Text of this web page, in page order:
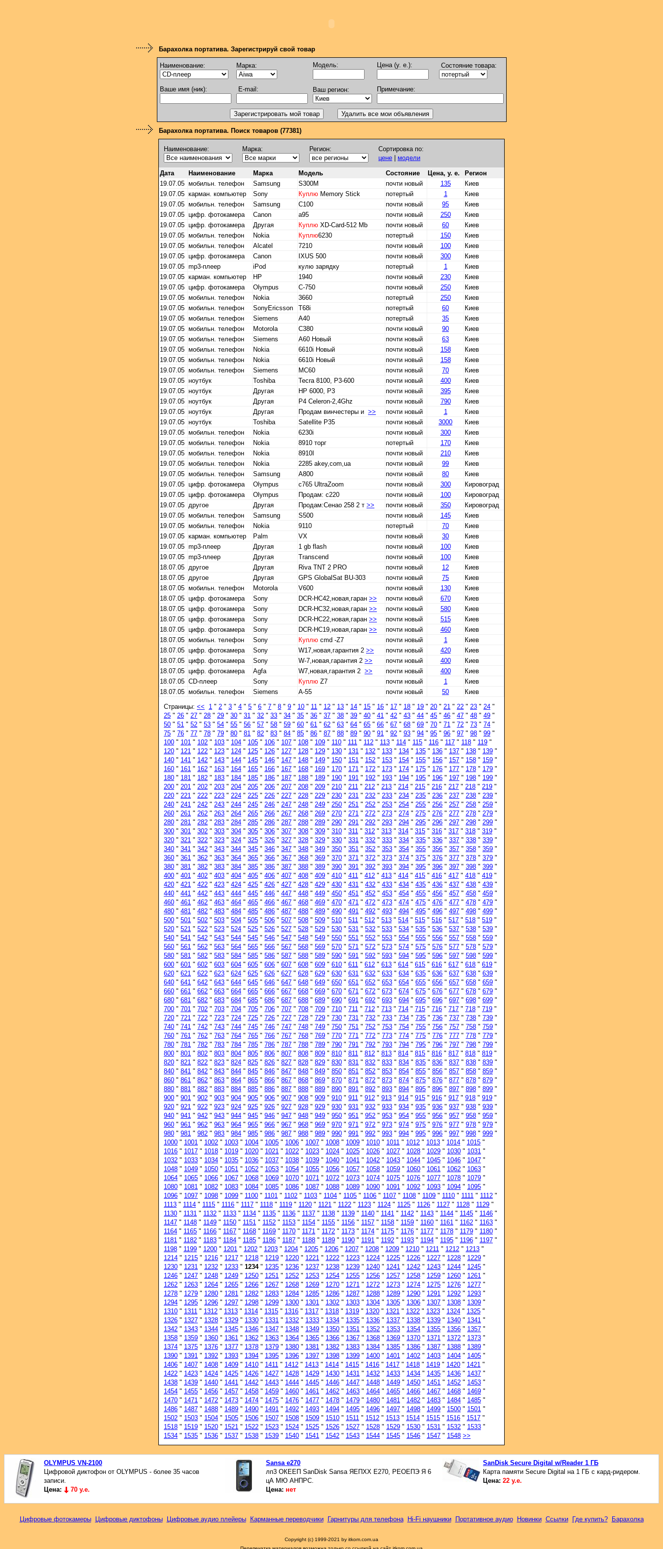
Барахолка портатива. Зарегистрируй свой товар
Наименование: Марка: Модель: Цена (у. е.): Состояние товара:
Ваше имя (ник): E-mail: Ваш регион: Примечание:
Барахолка портатива. Поиск товаров (77381)
Наименование: Марка: Регион:
Сортировка по:
цене
модели
Дата Наименование Марка Модель Состояние Цена, у. е.
Регион
19.07.05 мобильн. телефон Samsung S300M почти новый 135
Киев
19.07.05 карман. компьютер Sony Куплю Memory Stick потертый 1
Киев
19.07.05 мобильн. телефон Samsung C100 почти новый 95
Киев
19.07.05 цифр. фотокамера Canon a95 почти новый 250
Киев
19.07.05 цифр. фотокамера Другая Куплю XD-Card-512 Mb почти новый 60
Киев
19.07.05 мобильн. телефон Nokia Куплю6230 потертый 150
Киев
19.07.05 мобильн. телефон Alcatel 7210 почти новый 100
Киев
19.07.05 цифр. фотокамера Canon IXUS 500 почти новый 300
Киев
19.07.05 mp3-плеер iPod кулю зарядку потертый 1
Киев
19.07.05 карман. компьютер HP 1940 почти новый 230
Киев
19.07.05 цифр. фотокамера Olympus C-750 почти новый 250
Киев
19.07.05 мобильн. телефон Nokia 3660 потертый 250
Киев
19.07.05 мобильн. телефон SonyEricsson T68i потертый 60
Киев
19.07.05 мобильн. телефон Siemens A40 потертый 35
Киев
19.07.05 мобильн. телефон Motorola С380 почти новый 90
Киев
19.07.05 мобильн. телефон Siemens A60 Новый почти новый 63
Киев
19.07.05 мобильн. телефон Nokia 6610i Новый почти новый 158
Киев
19.07.05 мобильн. телефон Nokia 6610i Новый почти новый 158
Киев
19.07.05 мобильн. телефон Siemens MC60 почти новый 70
Киев
19.07.05 ноутбук Toshiba Tecra 8100, P3-600 почти новый 400
Киев
19.07.05 ноутбук Другая HP 6000, P3 почти новый 395
Киев
19.07.05 ноутбук Другая P4 Celeron-2,4Ghz почти новый 790
Киев
19.07.05 ноутбук Другая Продам винчестеры и >> почти новый 1
Киев
19.07.05 ноутбук Toshiba Satellite P35 почти новый 3000
Киев
19.07.05 мобильн. телефон Nokia 6230i почти новый 300
Киев
19.07.05 мобильн. телефон Nokia 8910 торг потертый 170
Киев
19.07.05 мобильн. телефон Nokia 8910I почти новый 210
Киев
19.07.05 мобильн. телефон Nokia 2285 akey,com,ua почти новый 99
Киев
19.07.05 мобильн. телефон Samsung A800 почти новый 80
Киев
19.07.05 цифр. фотокамера Olympus с765 UltraZoom почти новый 300
Кировоград
19.07.05 цифр. фотокамера Olympus Продам: с220 почти новый 100
Кировоград
19.07.05 другое Другая Продам:Сенао 258 2 т >> почти новый 350
Кировоград
19.07.05 мобильн. телефон Samsung S500 почти новый 145
Киев
19.07.05 мобильн. телефон Nokia 9110 потертый 70
Киев
19.07.05 карман. компьютер Palm VX почти новый 30
Киев
19.07.05 mp3-плеер Другая 1 gb flash почти новый 100
Киев
19.07.05 mp3-плеер Другая Transcend почти новый 100
Киев
18.07.05 другое Другая Riva TNT 2 PRO почти новый 12
Киев
18.07.05 другое Другая GPS GlobalSat BU-303 почти новый 75
Киев
18.07.05 мобильн. телефон Motorola V600 почти новый 130
Киев
18.07.05 цифр. фотокамера Sony DCR-HC42,новая,гаран >> почти новый 670
Киев
18.07.05 цифр. фотокамера Sony DCR-HC32,новая,гаран >> почти новый 580
Киев
18.07.05 цифр. фотокамера Sony DCR-HC22,новая,гаран >> почти новый 515
Киев
18.07.05 цифр. фотокамера Sony DCR-HC19,новая,гаран >> почти новый 460
Киев
18.07.05 мобильн. телефон Sony Куплю cmd -Z7 почти новый 1
Киев
18.07.05 цифр. фотокамера Sony W17,новая,гарантия 2 >> почти новый 420
Киев
18.07.05 цифр. фотокамера Sony W-7,новая,гарантия 2 >> почти новый 400
Киев
18.07.05 цифр. фотокамера Agfa W7,новая,гарантия 2 >> почти новый 400
Киев
18.07.05 CD-плеер Sony Куплю Z7 почти новый 1
Киев
18.07.05 мобильн. телефон Siemens A-55 почти новый 50
Киев
Страницы: << 1 " 2 " 3 " 4 " 5 " 6 " 7 " 8 " 9 " 10 " 11 " 12 " 13 " 14 " 15 " 16 " 17 " 18 " 19 " 20 " 21 " 22 " 23 " 24 "
25 " 26 " 27 " 28 " 29 " 30 " 31 " 32 " 33 " 34 " 35 " 36 " 37 " 38 " 39 " 40 " 41 " 42 " 43 " 44 " 45 " 46 " 47 " 48 " 49 "
50 " 51 " 52 " 53 " 54 " 55 " 56 " 57 " 58 " 59 " 60 " 61 " 62 " 63 " 64 " 65 " 66 " 67 " 68 " 69 " 70 " 71 " 72 " 73 " 74 "
75 " 76 " 77 " 78 " 79 " 80 " 81 " 82 " 83 " 84 " 85 " 86 " 87 " 88 " 89 " 90 " 91 " 92 " 93 " 94 " 95 " 96 " 97 " 98 " 99 "
100 " 101 " 102 " 103 " 104 " 105 " 106 " 107 " 108 " 109 " 110 " 111 " 112 " 113 " 114 " 115 " 116 " 117 " 118 " 119 "
120 " 121 " 122 " 123 " 124 " 125 " 126 " 127 " 128 " 129 " 130 " 131 " 132 " 133 " 134 " 135 " 136 " 137 " 138 " 139 "
140 " 141 " 142 " 143 " 144 " 145 " 146 " 147 " 148 " 149 " 150 " 151 " 152 " 153 " 154 " 155 " 156 " 157 " 158 " 159 "
160 " 161 " 162 " 163 " 164 " 165 " 166 " 167 " 168 " 169 " 170 " 171 " 172 " 173 " 174 " 175 " 176 " 177 " 178 " 179 "
180 " 181 " 182 " 183 " 184 " 185 " 186 " 187 " 188 " 189 " 190 " 191 " 192 " 193 " 194 " 195 " 196 " 197 " 198 " 199 "
200 " 201 " 202 " 203 " 204 " 205 " 206 " 207 " 208 " 209 " 210 " 211 " 212 " 213 " 214 " 215 " 216 " 217 " 218 " 219 "
220 " 221 " 222 " 223 " 224 " 225 " 226 " 227 " 228 " 229 " 230 " 231 " 232 " 233 " 234 " 235 " 236 " 237 " 238 " 239 "
240 " 241 " 242 " 243 " 244 " 245 " 246 " 247 " 248 " 249 " 250 " 251 " 252 " 253 " 254 " 255 " 256 " 257 " 258 " 259 "
260 " 261 " 262 " 263 " 264 " 265 " 266 " 267 " 268 " 269 " 270 " 271 " 272 " 273 " 274 " 275 " 276 " 277 " 278 " 279 "
280 " 281 " 282 " 283 " 284 " 285 " 286 " 287 " 288 " 289 " 290 " 291 " 292 " 293 " 294 " 295 " 296 " 297 " 298 " 299 "
300 " 301 " 302 " 303 " 304 " 305 " 306 " 307 " 308 " 309 " 310 " 311 " 312 " 313 " 314 " 315 " 316 " 317 " 318 " 319 "
320 " 321 " 322 " 323 " 324 " 325 " 326 " 327 " 328 " 329 " 330 " 331 " 332 " 333 " 334 " 335 " 336 " 337 " 338 " 339 "
340 " 341 " 342 " 343 " 344 " 345 " 346 " 347 " 348 " 349 " 350 " 351 " 352 " 353 " 354 " 355 " 356 " 357 " 358 " 359 "
360 " 361 " 362 " 363 " 364 " 365 " 366 " 367 " 368 " 369 " 370 " 371 " 372 " 373 " 374 " 375 " 376 " 377 " 378 " 379 "
380 " 381 " 382 " 383 " 384 " 385 " 386 " 387 " 388 " 389 " 390 " 391 " 392 " 393 " 394 " 395 " 396 " 397 " 398 " 399 "
400 " 401 " 402 " 403 " 404 " 405 " 406 " 407 " 408 " 409 " 410 " 411 " 412 " 413 " 414 " 415 " 416 " 417 " 418 " 419 "
420 " 421 " 422 " 423 " 424 " 425 " 426 " 427 " 428 " 429 " 430 " 431 " 432 " 433 " 434 " 435 " 436 " 437 " 438 " 439 "
440 " 441 " 442 " 443 " 444 " 445 " 446 " 447 " 448 " 449 " 450 " 451 " 452 " 453 " 454 " 455 " 456 " 457 " 458 " 459 "
460 " 461 " 462 " 463 " 464 " 465 " 466 " 467 " 468 " 469 " 470 " 471 " 472 " 473 " 474 " 475 " 476 " 477 " 478 " 479 "
480 " 481 " 482 " 483 " 484 " 485 " 486 " 487 " 488 " 489 " 490 " 491 " 492 " 493 " 494 " 495 " 496 " 497 " 498 " 499 "
500 " 501 " 502 " 503 " 504 " 505 " 506 " 507 " 508 " 509 " 510 " 511 " 512 " 513 " 514 " 515 " 516 " 517 " 518 " 519 "
520 " 521 " 522 " 523 " 524 " 525 " 526 " 527 " 528 " 529 " 530 " 531 " 532 " 533 " 534 " 535 " 536 " 537 " 538 " 539 "
540 " 541 " 542 " 543 " 544 " 545 " 546 " 547 " 548 " 549 " 550 " 551 " 552 " 553 " 554 " 555 " 556 " 557 " 558 " 559 "
560 " 561 " 562 " 563 " 564 " 565 " 566 " 567 " 568 " 569 " 570 " 571 " 572 " 573 " 574 " 575 " 576 " 577 " 578 " 579 "
580 " 581 " 582 " 583 " 584 " 585 " 586 " 587 " 588 " 589 " 590 " 591 " 592 " 593 " 594 " 595 " 596 " 597 " 598 " 599 "
600 " 601 " 602 " 603 " 604 " 605 " 606 " 607 " 608 " 609 " 610 " 611 " 612 " 613 " 614 " 615 " 616 " 617 " 618 " 619 "
620 " 621 " 622 " 623 " 624 " 625 " 626 " 627 " 628 " 629 " 630 " 631 " 632 " 633 " 634 " 635 " 636 " 637 " 638 " 639 "
640 " 641 " 642 " 643 " 644 " 645 " 646 " 647 " 648 " 649 " 650 " 651 " 652 " 653 " 654 " 655 " 656 " 657 " 658 " 659 "
660 " 661 " 662 " 663 " 664 " 665 " 666 " 667 " 668 " 669 " 670 " 671 " 672 " 673 " 674 " 675 " 676 " 677 " 678 " 679 "
680 " 681 " 682 " 683 " 684 " 685 " 686 " 687 " 688 " 689 " 690 " 691 " 692 " 693 " 694 " 695 " 696 " 697 " 698 " 699 "
700 " 701 " 702 " 703 " 704 " 705 " 706 " 707 " 708 " 709 " 710 " 711 " 712 " 713 " 714 " 715 " 716 " 717 " 718 " 719 "
720 " 721 " 722 " 723 " 724 " 725 " 726 " 727 " 728 " 729 " 730 " 731 " 732 " 733 " 734 " 735 " 736 " 737 " 738 " 739 "
740 " 741 " 742 " 743 " 744 " 745 " 746 " 747 " 748 " 749 " 750 " 751 " 752 " 753 " 754 " 755 " 756 " 757 " 758 " 759 "
760 " 761 " 762 " 763 " 764 " 765 " 766 " 767 " 768 " 769 " 770 " 771 " 772 " 773 " 774 " 775 " 776 " 777 " 778 " 779 "
780 " 781 " 782 " 783 " 784 " 785 " 786 " 787 " 788 " 789 " 790 " 791 " 792 " 793 " 794 " 795 " 796 " 797 " 798 " 799 "
800 " 801 " 802 " 803 " 804 " 805 " 806 " 807 " 808 " 809 " 810 " 811 " 812 " 813 " 814 " 815 " 816 " 817 " 818 " 819 "
820 " 821 " 822 " 823 " 824 " 825 " 826 " 827 " 828 " 829 " 830 " 831 " 832 " 833 " 834 " 835 " 836 " 837 " 838 " 839 "
840 " 841 " 842 " 843 " 844 " 845 " 846 " 847 " 848 " 849 " 850 " 851 " 852 " 853 " 854 " 855 " 856 " 857 " 858 " 859 "
860 " 861 " 862 " 863 " 864 " 865 " 866 " 867 " 868 " 869 " 870 " 871 " 872 " 873 " 874 " 875 " 876 " 877 " 878 " 879 "
880 " 881 " 882 " 883 " 884 " 885 " 886 " 887 " 888 " 889 " 890 " 891 " 892 " 893 " 894 " 895 " 896 " 897 " 898 " 899 "
900 " 901 " 902 " 903 " 904 " 905 " 906 " 907 " 908 " 909 " 910 " 911 " 912 " 913 " 914 " 915 " 916 " 917 " 918 " 919 "
920 " 921 " 922 " 923 " 924 " 925 " 926 " 927 " 928 " 929 " 930 " 931 " 932 " 933 " 934 " 935 " 936 " 937 " 938 " 939 "
940 " 941 " 942 " 943 " 944 " 945 " 946 " 947 " 948 " 949 " 950 " 951 " 952 " 953 " 954 " 955 " 956 " 957 " 958 " 959 "
960 " 961 " 962 " 963 " 964 " 965 " 966 " 967 " 968 " 969 " 970 " 971 " 972 " 973 " 974 " 975 " 976 " 977 " 978 " 979 "
980 " 981 " 982 " 983 " 984 " 985 " 986 " 987 " 988 " 989 " 990 " 991 " 992 " 993 " 994 " 995 " 996 " 997 " 998 " 999 "
1000 " 1001 " 1002 " 1003 " 1004 " 1005 " 1006 " 1007 " 1008 " 1009 " 1010 " 1011 " 1012 " 1013 " 1014 " 1015 "
1016 " 1017 " 1018 " 1019 " 1020 " 1021 " 1022 " 1023 " 1024 " 1025 " 1026 " 1027 " 1028 " 1029 " 1030 " 1031 "
1032 " 1033 " 1034 " 1035 " 1036 " 1037 " 1038 " 1039 " 1040 " 1041 " 1042 " 1043 " 1044 " 1045 " 1046 " 1047 "
1048 " 1049 " 1050 " 1051 " 1052 " 1053 " 1054 " 1055 " 1056 " 1057 " 1058 " 1059 " 1060 " 1061 " 1062 " 1063 "
1064 " 1065 " 1066 " 1067 " 1068 " 1069 " 1070 " 1071 " 1072 " 1073 " 1074 " 1075 " 1076 " 1077 " 1078 " 1079 "
1080 " 1081 " 1082 " 1083 " 1084 " 1085 " 1086 " 1087 " 1088 " 1089 " 1090 " 1091 " 1092 " 1093 " 1094 " 1095 "
1096 " 1097 " 1098 " 1099 " 1100 " 1101 " 1102 " 1103 " 1104 " 1105 " 1106 " 1107 " 1108 " 1109 " 1110 " 1111 " 1112 "
1113 " 1114 " 1115 " 1116 " 1117 " 1118 " 1119 " 1120 " 1121 " 1122 " 1123 " 1124 " 1125 " 1126 " 1127 " 1128 " 1129 "
1130 " 1131 " 1132 " 1133 " 1134 " 1135 " 1136 " 1137 " 1138 " 1139 " 1140 " 1141 " 1142 " 1143 " 1144 " 1145 " 1146 "
1147 " 1148 " 1149 " 1150 " 1151 " 1152 " 1153 " 1154 " 1155 " 1156 " 1157 " 1158 " 1159 " 1160 " 1161 " 1162 " 1163 "
1164 " 1165 " 1166 " 1167 " 1168 " 1169 " 1170 " 1171 " 1172 " 1173 " 1174 " 1175 " 1176 " 1177 " 1178 " 1179 " 1180 "
1181 " 1182 " 1183 " 1184 " 1185 " 1186 " 1187 " 1188 " 1189 " 1190 " 1191 " 1192 " 1193 " 1194 " 1195 " 1196 " 1197 "
1198 " 1199 " 1200 " 1201 " 1202 " 1203 " 1204 " 1205 " 1206 " 1207 " 1208 " 1209 " 1210 " 1211 " 1212 " 1213 "
1214 " 1215 " 1216 " 1217 " 1218 " 1219 " 1220 " 1221 " 1222 " 1223 " 1224 " 1225 " 1226 " 1227 " 1228 " 1229 "
1230 " 1231 " 1232 " 1233 " 1234" 1235 " 1236 " 1237 " 1238 " 1239 " 1240 " 1241 " 1242 " 1243 " 1244 " 1245 "
1246 " 1247 " 1248 " 1249 " 1250 " 1251 " 1252 " 1253 " 1254 " 1255 " 1256 " 1257 " 1258 " 1259 " 1260 " 1261 "
1262 " 1263 " 1264 " 1265 " 1266 " 1267 " 1268 " 1269 " 1270 " 1271 " 1272 " 1273 " 1274 " 1275 " 1276 " 1277 "
1278 " 1279 " 1280 " 1281 " 1282 " 1283 " 1284 " 1285 " 1286 " 1287 " 1288 " 1289 " 1290 " 1291 " 1292 " 1293 "
1294 " 1295 " 1296 " 1297 " 1298 " 1299 " 1300 " 1301 " 1302 " 1303 " 1304 " 1305 " 1306 " 1307 " 1308 " 1309 "
1310 " 1311 " 1312 " 1313 " 1314 " 1315 " 1316 " 1317 " 1318 " 1319 " 1320 " 1321 " 1322 " 1323 " 1324 " 1325 "
1326 " 1327 " 1328 " 1329 " 1330 " 1331 " 1332 " 1333 " 1334 " 1335 " 1336 " 1337 " 1338 " 1339 " 1340 " 1341 "
1342 " 1343 " 1344 " 1345 " 1346 " 1347 " 1348 " 1349 " 1350 " 1351 " 1352 " 1353 " 1354 " 1355 " 1356 " 1357 "
1358 " 1359 " 1360 " 1361 " 1362 " 1363 " 1364 " 1365 " 1366 " 1367 " 1368 " 1369 " 1370 " 1371 " 1372 " 1373 "
1374 " 1375 " 1376 " 1377 " 1378 " 1379 " 1380 " 1381 " 1382 " 1383 " 1384 " 1385 " 1386 " 1387 " 1388 " 1389 "
1390 " 1391 " 1392 " 1393 " 1394 " 1395 " 1396 " 1397 " 1398 " 1399 " 1400 " 1401 " 1402 " 1403 " 1404 " 1405 "
1406 " 1407 " 1408 " 1409 " 1410 " 1411 " 1412 " 1413 " 1414 " 1415 " 1416 " 1417 " 1418 " 1419 " 1420 " 1421 "
1422 " 1423 " 1424 " 1425 " 1426 " 1427 " 1428 " 1429 " 1430 " 1431 " 1432 " 1433 " 1434 " 1435 " 1436 " 1437 "
1438 " 1439 " 1440 " 1441 " 1442 " 1443 " 1444 " 1445 " 1446 " 1447 " 1448 " 1449 " 1450 " 1451 " 1452 " 1453 "
1454 " 1455 " 1456 " 1457 " 1458 " 1459 " 1460 " 1461 " 1462 " 1463 " 1464 " 1465 " 1466 " 1467 " 1468 " 1469 "
1470 " 1471 " 1472 " 1473 " 1474 " 1475 " 1476 " 1477 " 1478 " 1479 " 1480 " 1481 " 1482 " 1483 " 1484 " 1485 "
1486 " 1487 " 1488 " 1489 " 1490 " 1491 " 1492 " 1493 " 1494 " 1495 " 1496 " 1497 " 1498 " 1499 " 1500 " 1501 "
1502 " 1503 " 1504 " 1505 " 1506 " 1507 " 1508 " 1509 " 1510 " 1511 " 1512 " 1513 " 1514 " 1515 " 1516 " 1517 "
1518 " 1519 " 1520 " 1521 " 1522 " 1523 " 1524 " 1525 " 1526 " 1527 " 1528 " 1529 " 1530 " 1531 " 1532 " 1533 "
1534 " 1535 " 1536 " 1537 " 1538 " 1539 " 1540 " 1541 " 1542 " 1543 " 1544 " 1545 " 1546 " 1547 " 1548 >>
OLYMPUS VN-2100
Цифровой диктофон от OLYMPUS - более 35 часов
записи.
Цена:
70 у.е.
Sansa e270
лп3 ОКЕЕП SanDisk Sansa ЯЕПХХ Е270, РЕОЕПЭ Я 6
цА МЮ АНПРС.
Цена: нет
SanDisk Secure Digital w/Reader 1 ГБ
Карта памяти Secure Digital на 1 ГБ с кард-ридером.
Цена: 22 у.е.
Цифровые фотокамеры Цифровые диктофоны Цифровые аудио плейеры Карманные переводчики Гарнитуры для телефона Hi-Fi наушники Портативное аудио Новинки Ссылки Где купить? Барахолка
Copyright (c) 1999-2021 by itkom.com.ua